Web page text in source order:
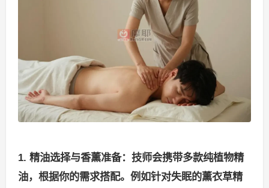
1. 精油选择与香薰准备：技师会携带多款纯植物精
油，根据你的需求搭配。例如针对失眠的薰衣草精